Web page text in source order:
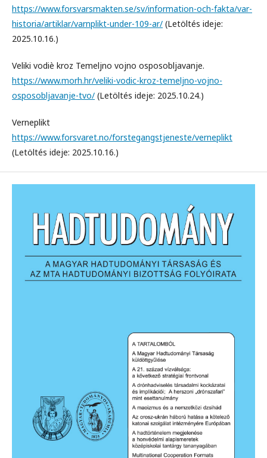
https://www.forsvarsmakten.se/sv/information-och-fakta/var-
historia/artiklar/varnplikt-under-109-ar/ (Letöltés ideje:
2025.10.16.)
Veliki vodiè kroz Temeljno vojno osposobljavanje.
https://www.morh.hr/veliki-vodic-kroz-temeljno-vojno-
osposobljavanje-tvo/ (Letöltés ideje: 2025.10.24.)
Verneplikt
https://www.forsvaret.no/forstegangstjeneste/verneplikt
(Letöltés ideje: 2025.10.16.)